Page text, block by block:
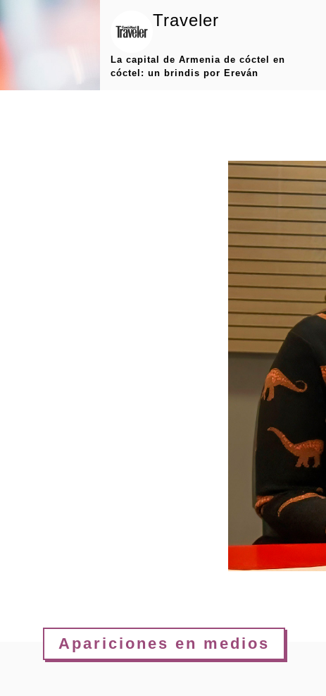
Traveler
La capital de Armenia de cóctel en
cóctel: un brindis por Ereván
Apariciones en medios